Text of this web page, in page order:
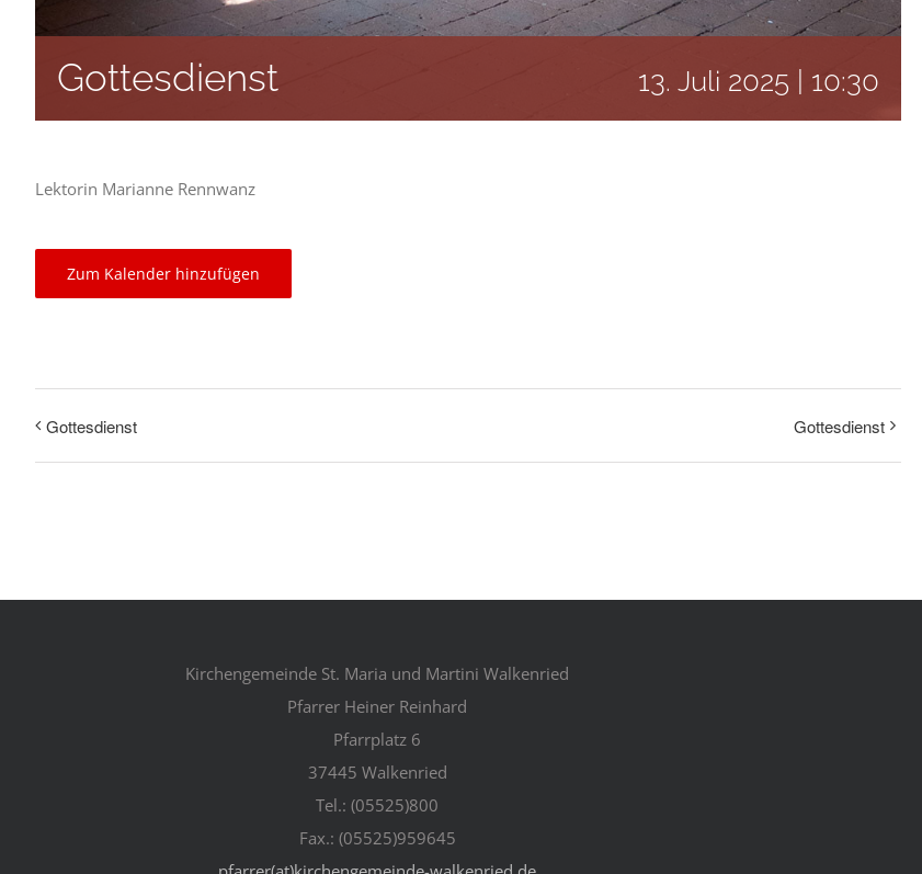
Gottesdienst 13. Juli 2025 | 10:30
Lektorin Marianne Rennwanz
Zum Kalender hinzufügen
Gottesdienst Gottesdienst
Kirchengemeinde St. Maria und Martini Walkenried
Pfarrer Heiner Reinhard
Pfarrplatz 6
37445 Walkenried
Tel.: (05525)800
Fax.: (05525)959645